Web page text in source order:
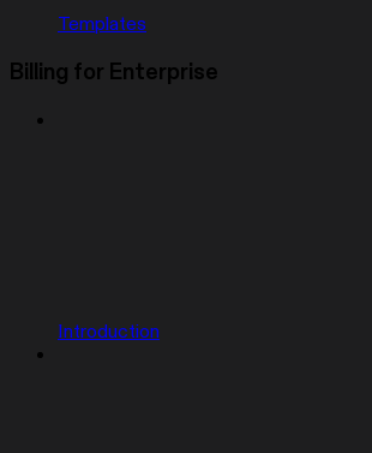
Templates
Billing for Enterprise
Introduction